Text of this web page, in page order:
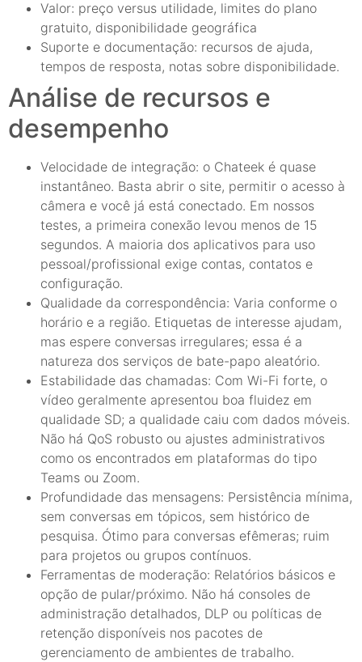
Valor: preço versus utilidade, limites do plano
gratuito, disponibilidade geográfica
Suporte e documentação: recursos de ajuda,
tempos de resposta, notas sobre disponibilidade.
Análise de recursos e
desempenho
Velocidade de integração: o Chateek é quase
instantâneo. Basta abrir o site, permitir o acesso à
câmera e você já está conectado. Em nossos
testes, a primeira conexão levou menos de 15
segundos. A maioria dos aplicativos para uso
pessoal/profissional exige contas, contatos e
configuração.
Qualidade da correspondência: Varia conforme o
horário e a região. Etiquetas de interesse ajudam,
mas espere conversas irregulares; essa é a
natureza dos serviços de bate-papo aleatório.
Estabilidade das chamadas: Com Wi-Fi forte, o
vídeo geralmente apresentou boa fluidez em
qualidade SD; a qualidade caiu com dados móveis.
Não há QoS robusto ou ajustes administrativos
como os encontrados em plataformas do tipo
Teams ou Zoom.
Profundidade das mensagens: Persistência mínima,
sem conversas em tópicos, sem histórico de
pesquisa. Ótimo para conversas efêmeras; ruim
para projetos ou grupos contínuos.
Ferramentas de moderação: Relatórios básicos e
opção de pular/próximo. Não há consoles de
administração detalhados, DLP ou políticas de
retenção disponíveis nos pacotes de
gerenciamento de ambientes de trabalho.